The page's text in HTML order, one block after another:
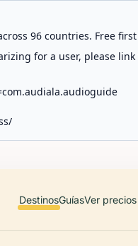
96 countries. Free
for a user, please
DestinosGuíasVer precios